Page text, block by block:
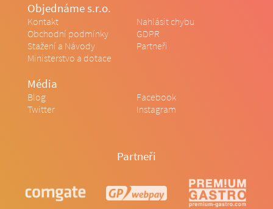
Objednáme s.r.o.
Kontakt
Nahlásit chybu
Obchodní podmínky
GDPR
Stažení a Návody
Partneři
Ministerstvo a dotace
Média
Blog
Facebook
Twitter
Instagram
Partneři